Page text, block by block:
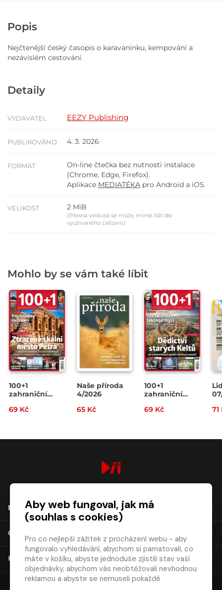
Popis
Nejčtenější český časopis o karavaninku, kempování a
nezávislém cestování.
Detaily
VYDAVATEL EEZY Publishing
PUBLIKOVÁNO 4. 3. 2026
FORMÁT
On-line čtečka bez nutnosti instalace
(Chrome, Edge, Firefox).
Aplikace MEDIATÉKA pro Android a iOS.
VELIKOST 2 MiB
(Přesná velikost se může mírně lišit dle
využívaného zařízení.)
Mohlo by se vám také líbit
100+1
zahraniční
14/2026
69 Kč
Naše příroda
4/2026
65 Kč
100+1
zahraniční
13/2026
69 Kč
71
NÁKUP
O SPOLEČNOSTI
KONTAKT
Aby web fungoval, jak má
(souhlas s cookies)
Pro co nejlepší zážitek z procházení webu - aby
fungovalo vyhledávání, abychom si pamatovali, co
máte v košíku, abyste jednoduše zjistili stav vaší
objednávky, abychom vás neobtěžovali nevhodnou
reklamou a abyste se nemuseli pokaždé